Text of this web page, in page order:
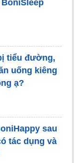
tiểu đường,
uống kiêng
ạ?
sau
tác dụng và